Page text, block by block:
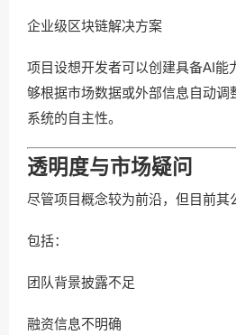
企业级区块链解决方案
项目设想开发者可以创建具备AI能
够根据市场数据或外部信息自动调
系统的自主性。
透明度与市场疑问
尽管项目概念较为前沿，但目前其
包括：
团队背景披露不足
融资信息不明确